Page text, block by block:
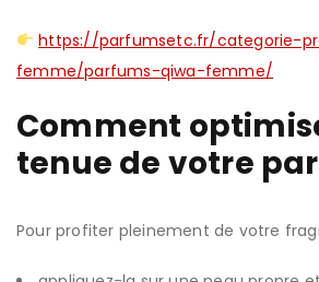
https://parfumsetc.fr/categorie-
femme/parfums-qiwa-femme/
Comment
tenue de votre
Pour profiter pleinement de votre